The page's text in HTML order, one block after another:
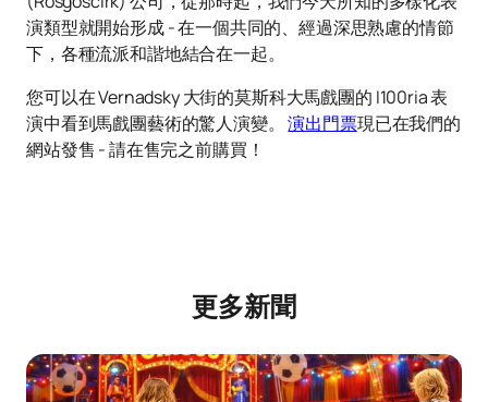
演類型就開始形成 - 在一個共同的、經過深思熟慮的情節
下，各種流派和諧地結合在一起。
您可以在 Vernadsky 大街的莫斯科大馬戲團的 I100ria 表
演中看到馬戲團藝術的驚人演變。演出門票現已在我們的
網站發售 - 請在售完之前購買！
更多新聞